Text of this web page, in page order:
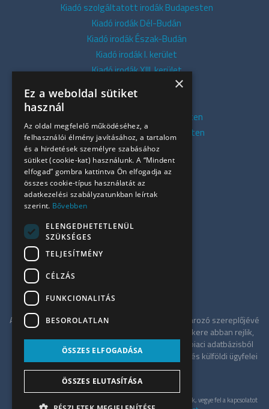
Gyöngyösi
Ajánlatkérés
Kiadó szolgáltatott irodák Budapesten
Kiadó irodák Dél-Budán
Kiadó irodák Észak-Budán
Kiadó irodák I. kerület
Kiadó irodák XIII. kerület
Kiadó irodák V. kerület
Kiadó irodák XI. kerület
Kiadó belvárosi irodák Budapesten
Kiadó presztízs irodák Budapesten
Kiadó azonnali irodák
Összes iroda
Szolgáltatásaink
Referenciák
Irodapiaci hírek
+36 30 949 9709
Az ÚjIroda a Tower-International tagjaként meghatározó szereplőjévé
vált a budapesti irodapiacnak. Szolgáltatásának sikere abban rejlik,
hogy független tanácsadóként a teljes irodaház-piaci adatbázisból
merítve a legkedvezőbb alkupozíciót kínálja hazai és külföldi ügyfelei
számára.
© UjIroda 2026. Minden jog fenntartva. Konkrét ajánlatért, kérjük, vegye fel a kapcsolatot
×
Ez a weboldal sütiket
használ
Az oldal megfelelő működéséhez, a
felhasználói élmény javításához, a tartalom
és a hirdetések személyre szabásához
sütiket (cookie-kat) használunk. A “Mindent
elfogad” gombra kattintva Ön elfogadja az
összes cookie-típus használatát az
adatkezelési szabályzatunkban leírtak
szerint. Bővebben
ELENGEDHETETLENÜL
SZÜKSÉGES
TELJESÍTMÉNY
CÉLZÁS
FUNKCIONALITÁS
BESOROLATLAN
ÖSSZES ELFOGADÁSA
ÖSSZES ELUTASÍTÁSA